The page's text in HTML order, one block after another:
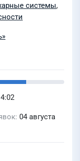
системы,
04 августа